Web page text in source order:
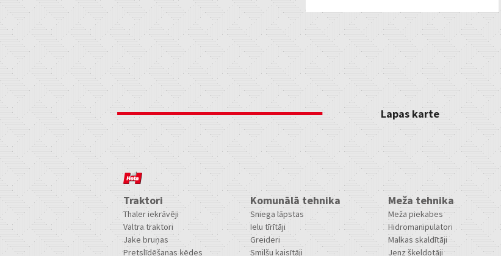
Lapas karte
Traktori
Thaler iekrāvēji
Valtra traktori
Jake bruņas
Pretslīdēšanas ķēdes
Komunālā tehnika
Sniega lāpstas
Ielu tīrītāji
Greideri
Smilšu kaisītāji
Meža tehnika
Meža piekabes
Hidromanipulatori
Malkas skaldītāji
Jenz šķeldotāji